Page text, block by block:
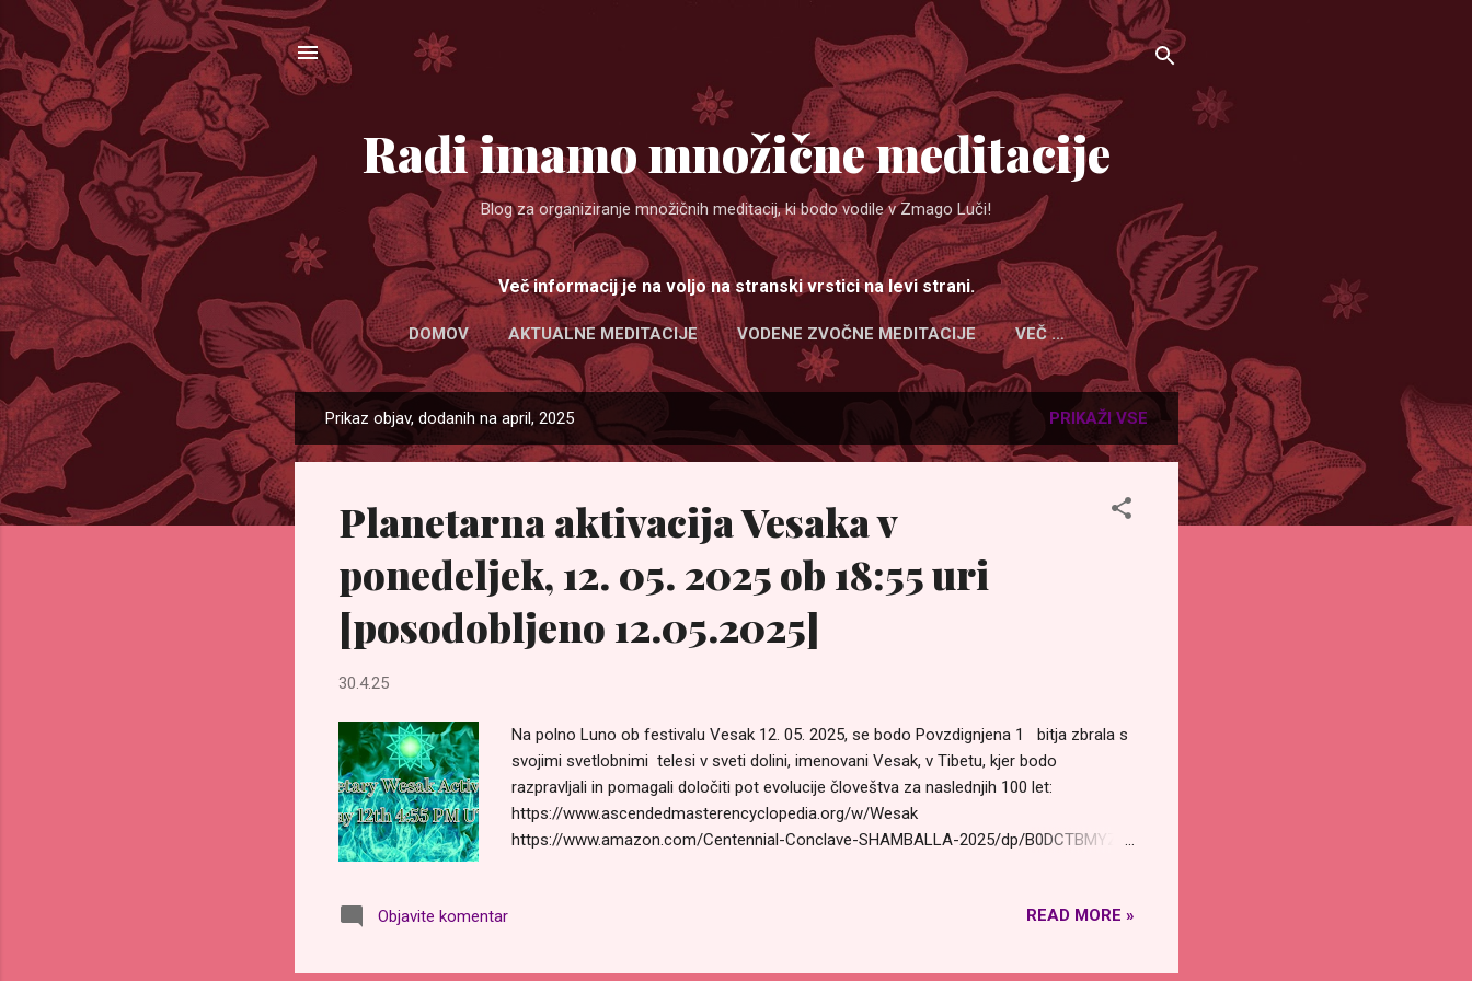
Radi imamo množične meditacije
Blog za organiziranje množičnih meditacij, ki bodo vodile v Zmago Luči!
Več informacij je na voljo na stranski vrstici na levi strani.
DOMOV AKTUALNE MEDITACIJE VODENE ZVOČNE MEDITACIJE VEČ …
O
b
a
Prikaz objav, dodanih na april, 2025 PRIKAŽI VSE
Planetarna aktivacija Vesaka v
ponedeljek, 12. 05. 2025 ob 18:55 uri
[posodobljeno 12.05.2025]
30.4.25
Na polno Luno ob festivalu Vesak 12. 05. 2025, se bodo Povzdignjena 1 bitja zbrala s
svojimi svetlobnimi telesi v sveti dolini, imenovani Vesak, v Tibetu, kjer bodo
razpravljali in pomagali določiti pot evolucije človeštva za naslednjih 100 let:
https://www.ascendedmasterencyclopedia.org/w/Wesak
https://www.amazon.com/Centennial-Conclave-SHAMBALLA-2025/dp/B0DCTBMYZN
bo skozi galaksijo M87, skozi celotno našo galaksijo Mlečno cesto, skozi zvezdna
povzdignjena bitja na naslednjo raven. To bo aktiviralo moldavitski 4 kelih svetega
Objavite komentar READ MORE »